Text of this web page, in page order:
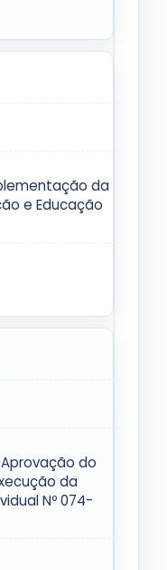
da
e Educação
do
da
Nº 074-